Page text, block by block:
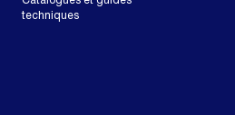
techniques